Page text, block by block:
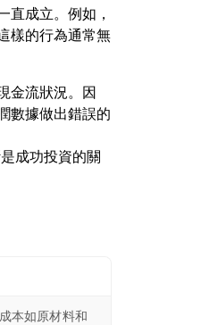
直成立。例如，
樣的行為通常無
金流狀況。因
數據做出錯誤的
成功投資的關
本如原材料和